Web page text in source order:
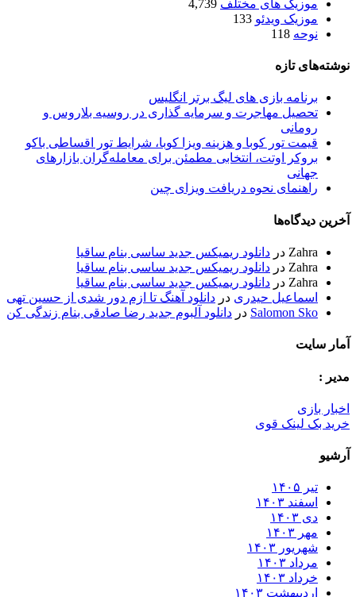
موزیک های مختلف 4,739
موزیک ویدئو 133
نوحه 118
نوشته‌های تازه
برنامه بازی های لیگ برتر انگلیس
تحصیل مهاجرت و سرمایه گذاری در روسیه بلاروس و
رومانی
قیمت تور کوبا و هزینه ویزا کوبا، شرایط تور اقساطی باکو
بروکر اوتت، انتخابی مطمئن برای معامله‌گران بازارهای
جهانی
راهنمای نحوه دریافت ویزای چین
آخرین دیدگاه‌ها
Zahra در دانلود ریمیکس جدید ساسی بنام ساقیا
Zahra در دانلود ریمیکس جدید ساسی بنام ساقیا
Zahra در دانلود ریمیکس جدید ساسی بنام ساقیا
اسماعیل حیدری در دانلود آهنگ تا ازم دور شدی از حسین تهی
Salomon Sko در دانلود آلبوم جدید رضا صادقی بنام زندگی کن
آمار سایت
مدیر :
اخبار بازی
خرید بک لینک قوی
آرشیو
تیر ۱۴۰۵
اسفند ۱۴۰۳
دی ۱۴۰۳
مهر ۱۴۰۳
شهریور ۱۴۰۳
مرداد ۱۴۰۳
خرداد ۱۴۰۳
اردیبهشت ۱۴۰۳